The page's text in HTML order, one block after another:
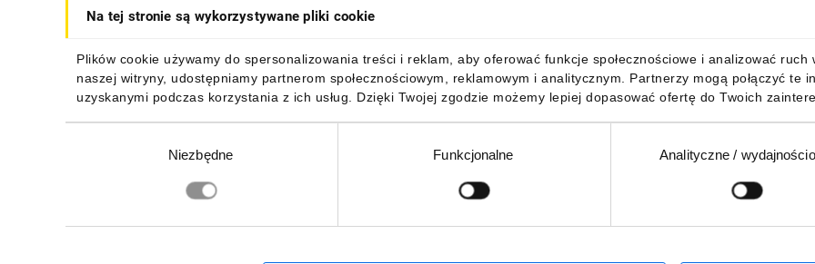
Na tej stronie są wykorzystywane pliki cookie
Plików cookie używamy do spersonalizowania treści i reklam, aby oferować funkcje społecznościowe i analizować
naszej witryny, udostępniamy partnerom społecznościowym, reklamowym i analitycznym. Partnerzy mogą połączyć
uzyskanymi podczas korzystania z ich usług. Dzięki Twojej zgodzie możemy lepiej dopasować ofertę do Twoich
Niezbędne Funkcjonalne Analityczne /
Buty robocze ochronne
Półbuty BHP z
ESD Rozmiar 46
115,55 zł brutto
Półbuty robocze S1P SRC
podnosek kompozytowy
rozmiar 46 82-156-46
214,66 złbrutto
Rozmiar 46
78,03 zł brutto 435,04 złbrutto
DO KOSZYKA